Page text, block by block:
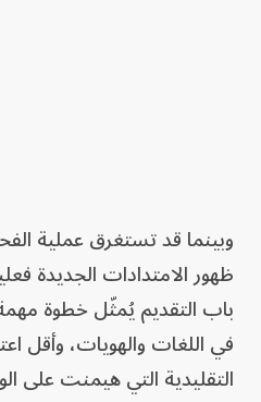
وبينما قد تستغرق عملية
ظهور الامتدادات الجديدة
باب التقديم يُمثّل خطوة مهمة
في اللغات والهويات، وأقل
التقليدية التي هيمنت على